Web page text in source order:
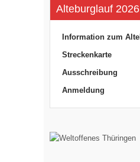
Alteburglauf 2026
Information zum
Streckenkarte
Ausschreibung
Anmeldung